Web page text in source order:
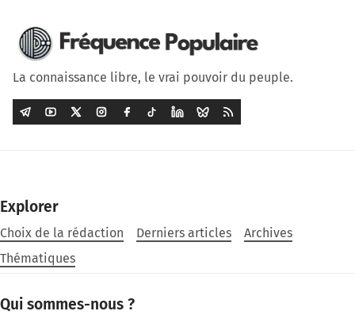
La connaissance libre, le vrai pouvoir du peuple.
Explorer
Choix de la rédaction Derniers articles
Archives
Thématiques
Qui sommes-nous ?